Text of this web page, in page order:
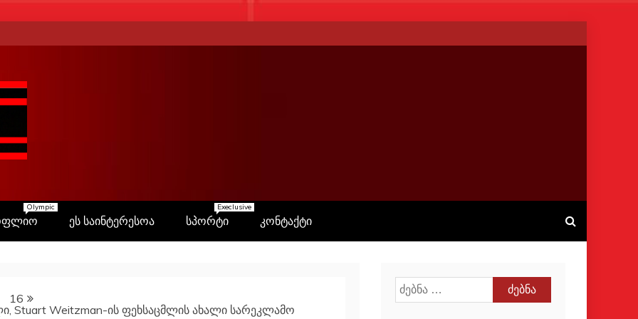
Olympic
ეს საინტერესოა სპორტი
Execlusive
კონტაქტი
16
Stuart Weitzman-ის ფეხსაცმლის ახალი სარეკლამო
ძებნა: